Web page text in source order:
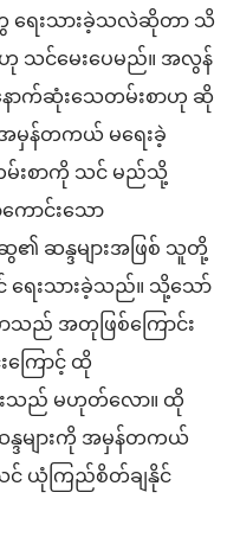
ရေးသားခဲ့သလဲဆိုတာ သိ
ဟု သင်မေးပေမည်။ အလွန်
ာက်ဆုံးသေတမ်းစာဟု ဆို
န်တကယ် မရေးခဲ့
းစာကို သင် မည်သို့
ာင်းသော
ဆန္ဒများအဖြစ် သူတို့
ေးသားခဲ့သည်။ သို့သော်
သည် အတုဖြစ်ကြောင်း
ြောင့် ထို
သည် မဟုတ်လော။ ထို
များကို အမှန်တကယ်
ယုံကြည်စိတ်ချနိုင်